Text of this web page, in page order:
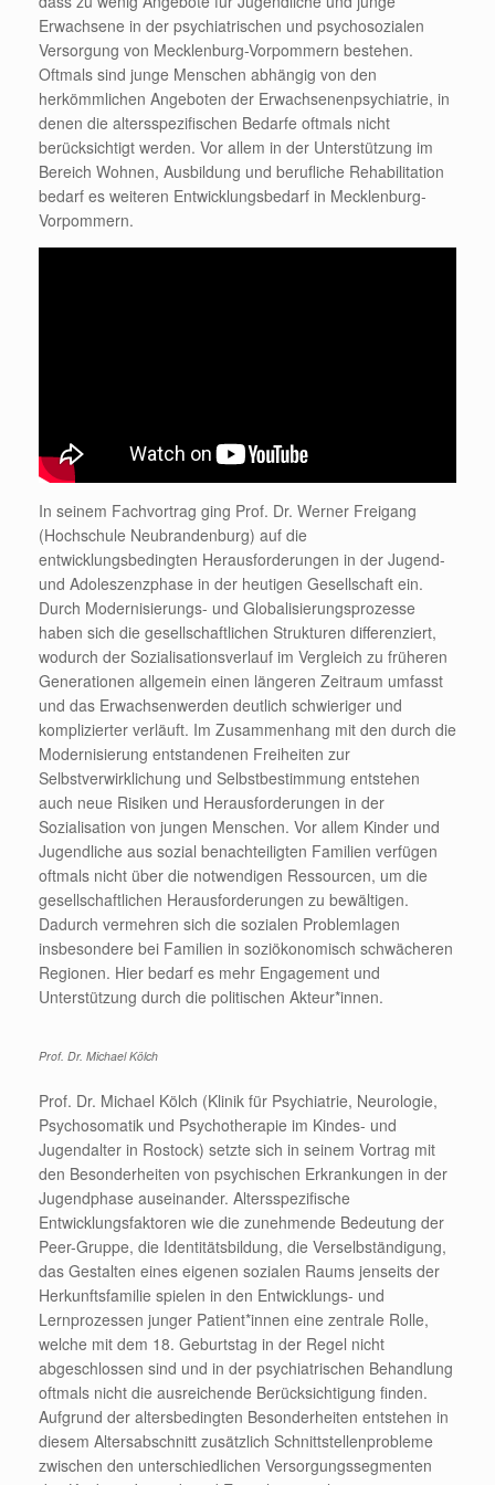
Erwachsene in der psychiatrischen und psychosozialen
Versorgung von Mecklenburg-Vorpommern bestehen.
Oftmals sind junge Menschen abhängig von den
herkömmlichen Angeboten der Erwachsenenpsychiatrie, in
denen die altersspezifischen Bedarfe oftmals nicht
berücksichtigt werden. Vor allem in der Unterstützung im
Bereich Wohnen, Ausbildung und berufliche Rehabilitation
bedarf es weiteren Entwicklungsbedarf in Mecklenburg-
Vorpommern.
In seinem Fachvortrag ging Prof. Dr. Werner Freigang
(Hochschule Neubrandenburg) auf die
entwicklungsbedingten Herausforderungen in der Jugend-
und Adoleszenzphase in der heutigen Gesellschaft ein.
Durch Modernisierungs- und Globalisierungsprozesse
haben sich die gesellschaftlichen Strukturen differenziert,
wodurch der Sozialisationsverlauf im Vergleich zu früheren
Generationen allgemein einen längeren Zeitraum umfasst
und das Erwachsenwerden deutlich schwieriger und
komplizierter verläuft. Im Zusammenhang mit den durch die
Modernisierung entstandenen Freiheiten zur
Selbstverwirklichung und Selbstbestimmung entstehen
auch neue Risiken und Herausforderungen in der
Sozialisation von jungen Menschen. Vor allem Kinder und
Jugendliche aus sozial benachteiligten Familien verfügen
oftmals nicht über die notwendigen Ressourcen, um die
gesellschaftlichen Herausforderungen zu bewältigen.
Dadurch vermehren sich die sozialen Problemlagen
insbesondere bei Familien in soziökonomisch schwächeren
Regionen. Hier bedarf es mehr Engagement und
Unterstützung durch die politischen Akteur*innen.
Prof. Dr. Michael Kölch
Prof. Dr. Michael Kölch (Klinik für Psychiatrie, Neurologie,
Psychosomatik und Psychotherapie im Kindes- und
Jugendalter in Rostock) setzte sich in seinem Vortrag mit
den Besonderheiten von psychischen Erkrankungen in der
Jugendphase auseinander. Altersspezifische
Entwicklungsfaktoren wie die zunehmende Bedeutung der
Peer-Gruppe, die Identitätsbildung, die Verselbständigung,
das Gestalten eines eigenen sozialen Raums jenseits der
Herkunftsfamilie spielen in den Entwicklungs- und
Lernprozessen junger Patient*innen eine zentrale Rolle,
welche mit dem 18. Geburtstag in der Regel nicht
abgeschlossen sind und in der psychiatrischen Behandlung
oftmals nicht die ausreichende Berücksichtigung finden.
Aufgrund der altersbedingten Besonderheiten entstehen in
diesem Altersabschnitt zusätzlich Schnittstellenprobleme
zwischen den unterschiedlichen Versorgungssegmenten